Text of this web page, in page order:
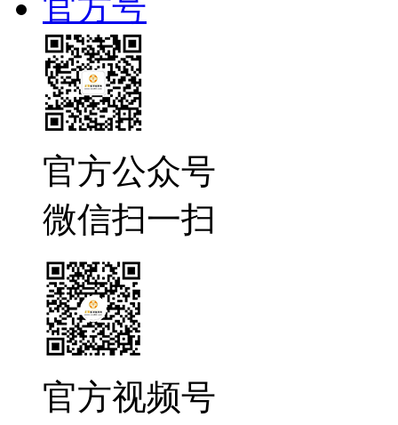
官方号
官方公众号
微信扫一扫
官方视频号